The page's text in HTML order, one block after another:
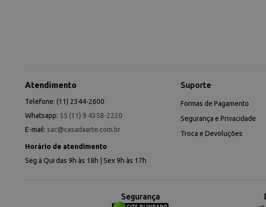
Atendimento
Telefone: (11) 2344-2600
Whatsapp: 55 (11) 9 4358-2220
E-mail: sac@casadaarte.com.br
Horário de atendimento
Seg à Qui das 9h às 18h | Sex 9h às 17h
Suporte
Formas de Pagamento
Segurança e Privacidade
Troca e Devoluções
Segurança